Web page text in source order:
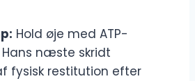
Hold øje med ATP-
Hans næste skridt
fysisk restitution efter